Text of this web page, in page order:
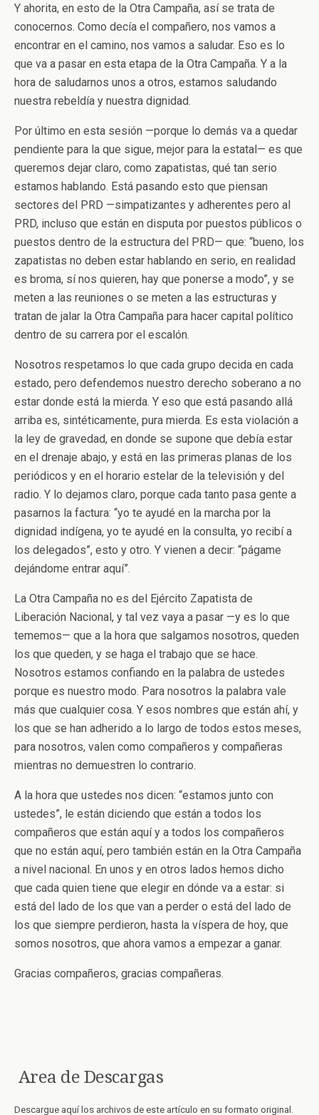
Y ahorita, en esto de la Otra Campaña, así se trata de
conocernos. Como decía el compañero, nos vamos a
encontrar en el camino, nos vamos a saludar. Eso es lo
que va a pasar en esta etapa de la Otra Campaña. Y a la
hora de saludarnos unos a otros, estamos saludando
nuestra rebeldía y nuestra dignidad.
Por último en esta sesión —porque lo demás va a quedar
pendiente para la que sigue, mejor para la estatal— es que
queremos dejar claro, como zapatistas, qué tan serio
estamos hablando. Está pasando esto que piensan
sectores del PRD —simpatizantes y adherentes pero al
PRD, incluso que están en disputa por puestos públicos o
puestos dentro de la estructura del PRD— que: “bueno, los
zapatistas no deben estar hablando en serio, en realidad
es broma, sí nos quieren, hay que ponerse a modo”, y se
meten a las reuniones o se meten a las estructuras y
tratan de jalar la Otra Campaña para hacer capital político
dentro de su carrera por el escalón.
Nosotros respetamos lo que cada grupo decida en cada
estado, pero defendemos nuestro derecho soberano a no
estar donde está la mierda. Y eso que está pasando allá
arriba es, sintéticamente, pura mierda. Es esta violación a
la ley de gravedad, en donde se supone que debía estar
en el drenaje abajo, y está en las primeras planas de los
periódicos y en el horario estelar de la televisión y del
radio. Y lo dejamos claro, porque cada tanto pasa gente a
pasarnos la factura: “yo te ayudé en la marcha por la
dignidad indígena, yo te ayudé en la consulta, yo recibí a
los delegados”, esto y otro. Y vienen a decir: “págame
dejándome entrar aquí”.
La Otra Campaña no es del Ejército Zapatista de
Liberación Nacional, y tal vez vaya a pasar —y es lo que
tememos— que a la hora que salgamos nosotros, queden
los que queden, y se haga el trabajo que se hace.
Nosotros estamos confiando en la palabra de ustedes
porque es nuestro modo. Para nosotros la palabra vale
más que cualquier cosa. Y esos nombres que están ahí, y
los que se han adherido a lo largo de todos estos meses,
para nosotros, valen como compañeros y compañeras
mientras no demuestren lo contrario.
A la hora que ustedes nos dicen: “estamos junto con
ustedes”, le están diciendo que están a todos los
compañeros que están aquí y a todos los compañeros
que no están aquí, pero también están en la Otra Campaña
a nivel nacional. En unos y en otros lados hemos dicho
que cada quien tiene que elegir en dónde va a estar: si
está del lado de los que van a perder o está del lado de
los que siempre perdieron, hasta la víspera de hoy, que
somos nosotros, que ahora vamos a empezar a ganar.
Gracias compañeros, gracias compañeras.
Area de Descargas
Descargue aquí los archivos de este artículo en su formato original.